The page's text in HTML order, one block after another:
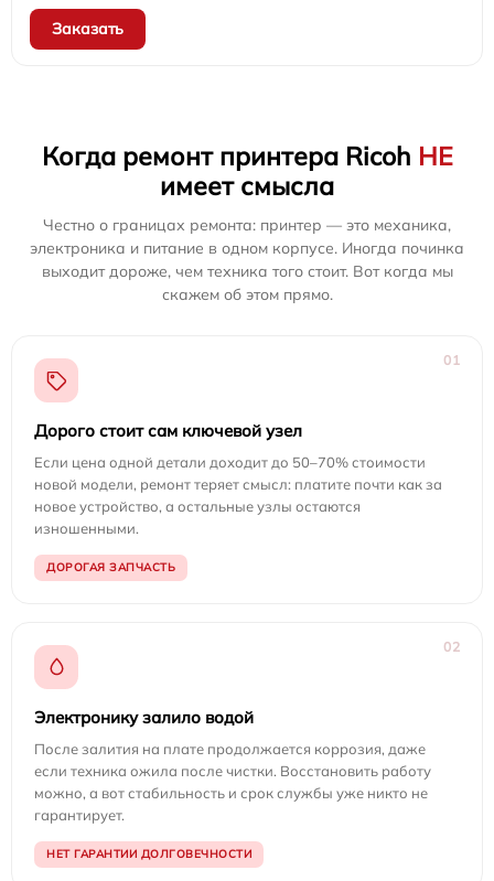
Заказать
Когда ремонт принтера Ricoh НЕ
имеет смысла
Честно о границах ремонта: принтер — это механика,
электроника и питание в одном корпусе. Иногда починка
выходит дороже, чем техника того стоит. Вот когда мы
скажем об этом прямо.
01
Дорого стоит сам ключевой узел
Если цена одной детали доходит до 50–70% стоимости
новой модели, ремонт теряет смысл: платите почти как за
новое устройство, а остальные узлы остаются
изношенными.
ДОРОГАЯ ЗАПЧАСТЬ
02
Электронику залило водой
После залития на плате продолжается коррозия, даже
если техника ожила после чистки. Восстановить работу
можно, а вот стабильность и срок службы уже никто не
гарантирует.
НЕТ ГАРАНТИИ ДОЛГОВЕЧНОСТИ